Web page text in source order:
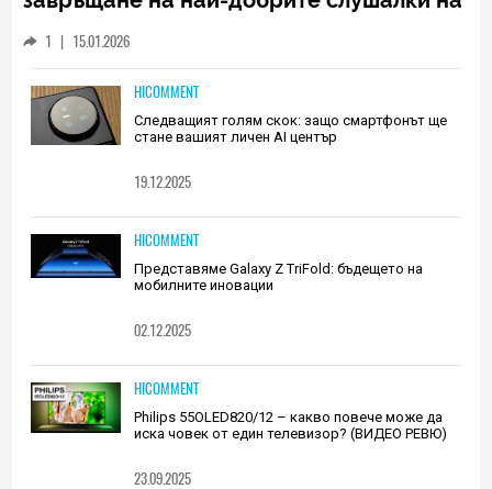
1 | 15.01.2026
HICOMMENT
Следващият голям скок: защо смартфонът ще
стане вашият личен AI център
19.12.2025
HICOMMENT
Представяме Galaxy Z TriFold: бъдещето на
мобилните иновации
02.12.2025
HICOMMENT
Philips 55OLED820/12 – какво повече може да
иска човек от един телевизор? (ВИДЕО РЕВЮ)
23.09.2025